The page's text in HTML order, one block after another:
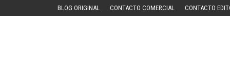
BLOG ORIGINAL CONTACTO COMERCIAL CONTACTO